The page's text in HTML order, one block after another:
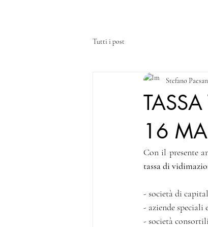
Tutti i post
16
Stefano
Con il presente
tassa di
- società di
- aziende speciali
- società